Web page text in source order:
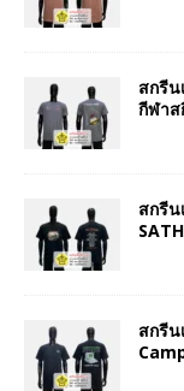
สกรีน
กีฬาส
สกรีน
สกรีน